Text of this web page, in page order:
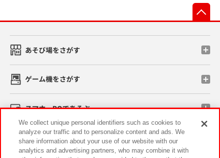
あそび場をさがす
ゲーム機をさがす
スマホ・PCであそぶ
イベント・キャンペーン
We collect unique personal identifiers such as cookies to
analyze our traffic and to personalize content and ads. We
share information about your use of our website with our
analytics and advertising partners, who may combine it with